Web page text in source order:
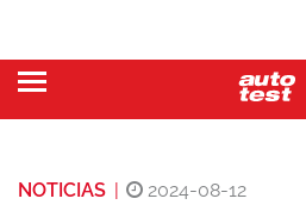
NOTICIAS | 2024-08-12